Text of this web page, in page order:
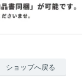
ショップへ戻る